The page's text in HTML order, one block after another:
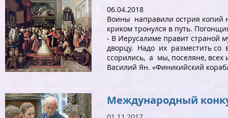
06.04.2018
Воины направили острия копий
криком тронулся в путь.
- В Иерусалиме правит страной
дворцу. Надо их разместить
ссорились, а мы, поселяне, всех
Василий Ян. «Финикийский
Международный